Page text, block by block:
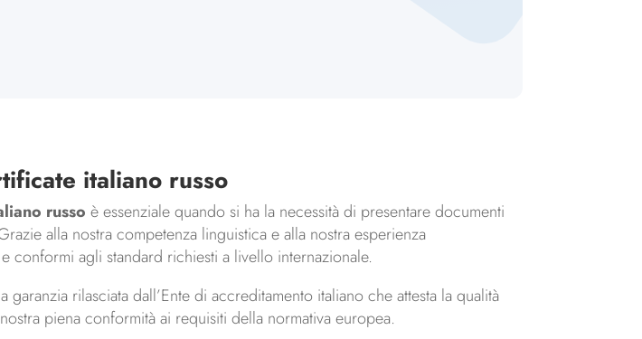
italiano russo
russo è essenziale quando si ha la necessità di presentare documenti
alla nostra competenza linguistica e alla nostra esperienza
conformi agli standard richiesti a livello internazionale.
garanzia rilasciata dall’Ente di accreditamento italiano che attesta la qualità
piena conformità ai requisiti della normativa europea.